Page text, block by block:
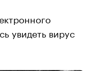
увидеть вирус